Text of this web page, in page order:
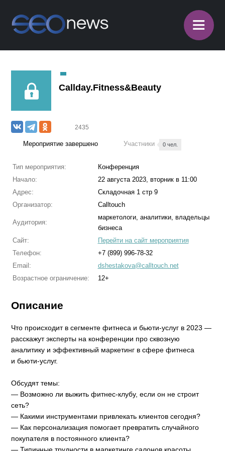
≡
Callday.Fitness&Beauty
2435
Мероприятие завершено Участники 0 чел.
Тип мероприятия:
Конференция
Начало:
22 августа 2023, вторник в 11:00
Адрес:
Складочная 1 стр 9
Организатор:
Calltouch
Аудитория:
маркетологи, аналитики, владельцы
бизнеса
Сайт:
Перейти на сайт мероприятия
Телефон:
+7 (899) 996-78-32
Email:
dshestakova@calltouch.net
Возрастное ограничение:
12+
Описание
Что происходит в сегменте фитнеса и бьюти-услуг в 2023 —
расскажут эксперты на конференции про сквозную
аналитику и эффективный маркетинг в сфере фитнеса
и бьюти-услуг.
Обсудят темы:
— Возможно ли выжить фитнес-клубу, если он не строит
сеть?
— Какими инструментами привлекать клиентов сегодня?
— Как персонализация помогает превратить случайного
покупателя в постоянного клиента?